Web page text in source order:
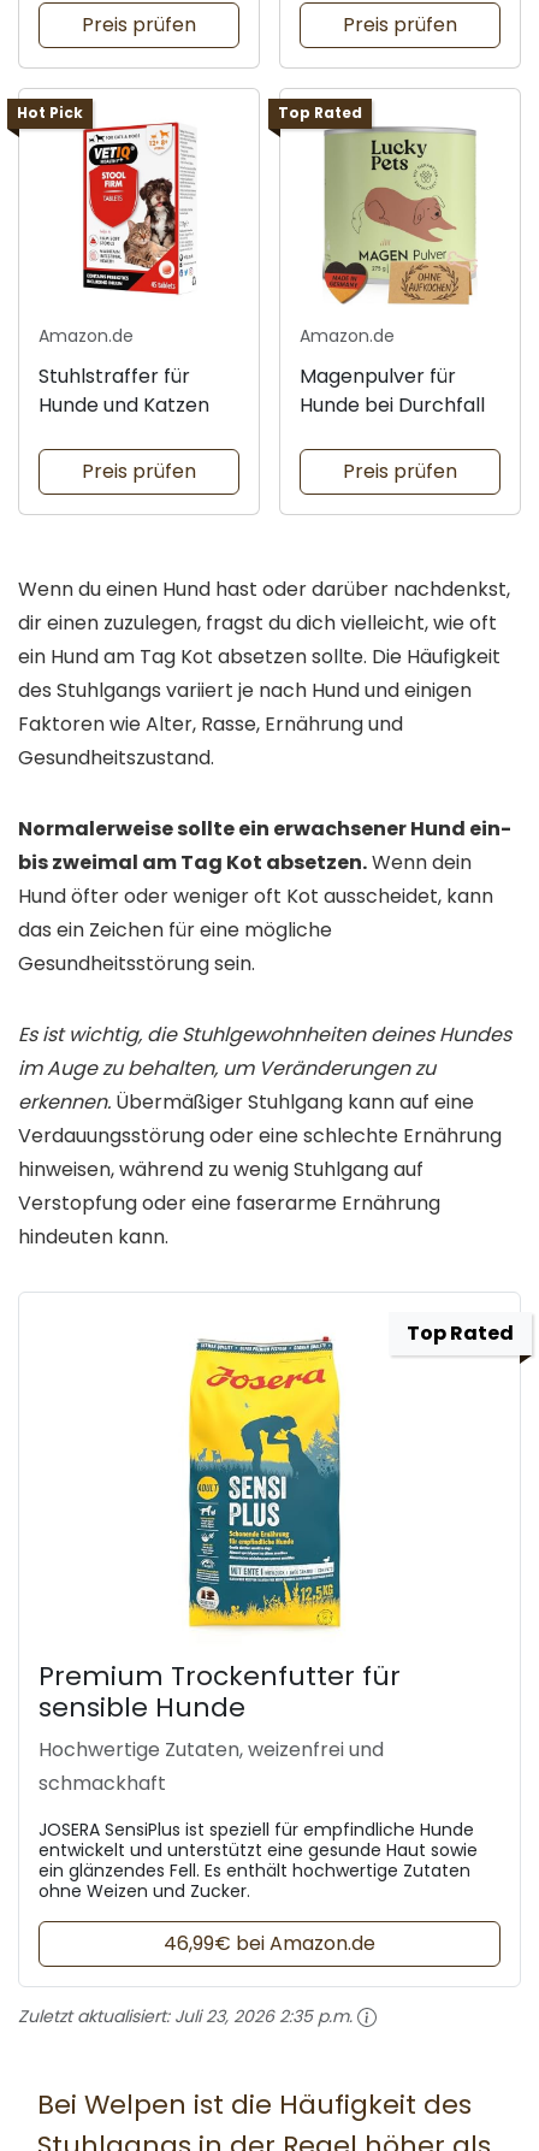
Preis prüfen Preis prüfen
Hot Pick
Amazon.de
Stuhlstraffer für
Hunde und Katzen
Preis prüfen
Top Rated
Amazon.de
Magenpulver für
Hunde bei Durchfall
Preis prüfen
Wenn du einen Hund hast oder darüber nachdenkst,
dir einen zuzulegen, fragst du dich vielleicht, wie oft
ein Hund am Tag Kot absetzen sollte. Die Häufigkeit
des Stuhlgangs variiert je nach Hund und einigen
Faktoren wie Alter, Rasse, Ernährung und
Gesundheitszustand.
Normalerweise sollte ein erwachsener Hund ein-
bis zweimal am Tag Kot absetzen.Wenn dein
Hund öfter oder weniger oft Kot ausscheidet, kann
das ein Zeichen für eine mögliche
Gesundheitsstörung sein.
Es ist wichtig, die Stuhlgewohnheiten deines Hundes
im Auge zu behalten, um Veränderungen zu
erkennen. Übermäßiger Stuhlgang kann auf eine
Verdauungsstörung oder eine schlechte Ernährung
hinweisen, während zu wenig Stuhlgang auf
Verstopfung oder eine faserarme Ernährung
hindeuten kann.
Top Rated
Premium Trockenfutter für
sensible Hunde
Hochwertige Zutaten, weizenfrei und
schmackhaft
JOSERA SensiPlus ist speziell für empfindliche Hunde
entwickelt und unterstützt eine gesunde Haut sowie
ein glänzendes Fell. Es enthält hochwertige Zutaten
ohne Weizen und Zucker.
46,99€ bei Amazon.de
Zuletzt aktualisiert: Juli 23, 2026 2:35 p.m.
Bei Welpen ist die Häufigkeit des